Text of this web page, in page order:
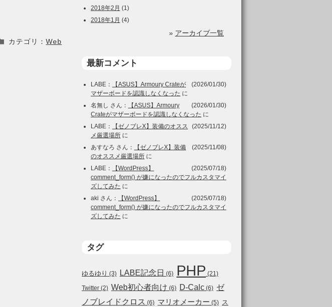
 カテゴリ： Web
2018年2月 (1)
2018年1月 (4)
» アーカイブ一覧
最新コメント
(2026/01/30)
LABE ：
【ASUS】Armoury Crateが
マザーボードを認識しなくなった に
(2026/01/30)
名無し さん：
【ASUS】Armoury
Crateがマザーボードを認識しなくなった に
(2025/11/12)
LABE ：
【ゼノブレX】装備のオスス
メ厳選場所 に
(2025/11/08)
あすなろ さん：
【ゼノブレX】装備
のオススメ厳選場所 に
(2025/07/18)
LABE ：
【WordPress】
comment_form() が嫌になったのでフルカスタマイ
ズしてみた に
(2025/07/18)
aki さん：
【WordPress】
comment_form() が嫌になったのでフルカスタマイ
ズしてみた に
タグ
ゆるゆり (3) LABE記念日 (6) PHP (21)
Twitter (2) Web初心者向け (6) D-Calc (6) ゼ
ノブレイドクロス (6) マリオメーカー (5) ス